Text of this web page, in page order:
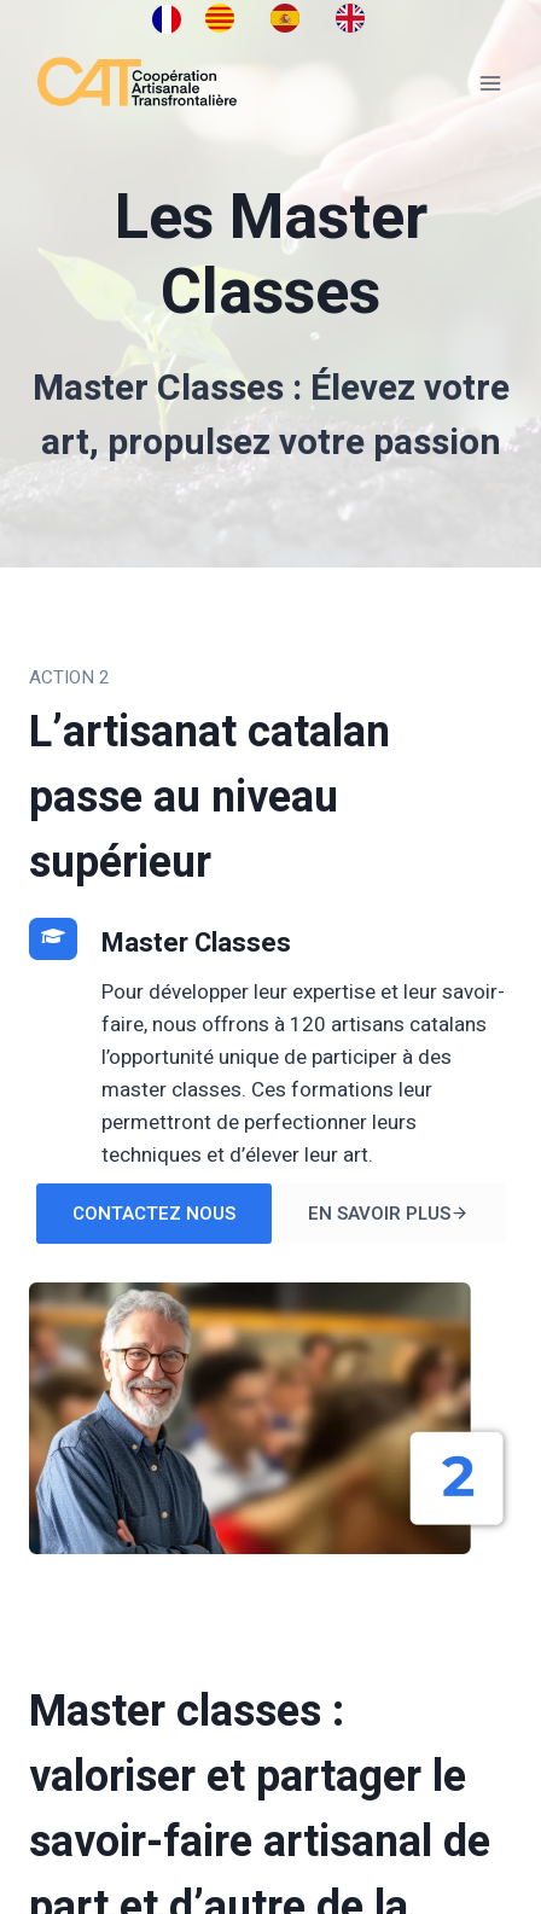
contenu
Les Master
Classes
Master Classes : Élevez votre
art, propulsez votre passion
ACTION 2
L’artisanat catalan
passe au niveau
supérieur
Master Classes
Pour développer leur expertise et leur savoir-
faire, nous offrons à 120 artisans catalans
l’opportunité unique de participer à des
master classes. Ces formations leur
permettront de perfectionner leurs
techniques et d’élever leur art.
CONTACTEZ NOUS EN SAVOIR PLUS
Master classes :
valoriser et partager le
savoir-faire artisanal de